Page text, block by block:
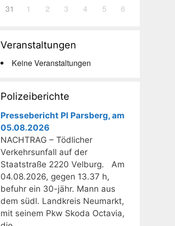
31
1 2 3 4 5 6
Veranstaltungen
Keine Veranstaltungen
Polizeiberichte
Pressebericht PI Parsberg, am
05.08.2026
NACHTRAG – Tödlicher
Verkehrsunfall auf der
Staatstraße 2220 Velburg. Am
04.08.2026, gegen 13.37 h,
befuhr ein 30-jähr. Mann aus
dem südl. Landkreis Neumarkt,
mit seinem Pkw Skoda Octavia,